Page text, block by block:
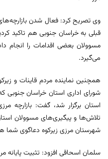
وی تصریح کرد: فعال شدن
قبلی به خراسان جنوبی هم تاکید
مسوولان بعضی اقدامات را انجام
می‌گیرد.
همچنین نماینده مردم قاینات و
شورای اداری استان خراسان جنوبی
استان برگزار شد، گفت: بازارچه
تلاش‌ها و پیگیری‌های مسوولان
شهرستان مرزی زیرکوه دعاگوی شما
سلمان اسحاقی افزود: تثبیت پایانه